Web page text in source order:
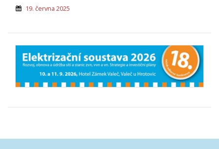
19. června 2025